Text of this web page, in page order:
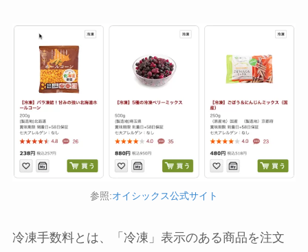
参照:オイシックス公式サイト
冷凍手数料とは、「冷凍」表示のある商品を注文